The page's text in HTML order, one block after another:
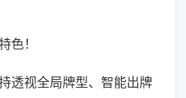
色！
透视全局牌型、智能出牌